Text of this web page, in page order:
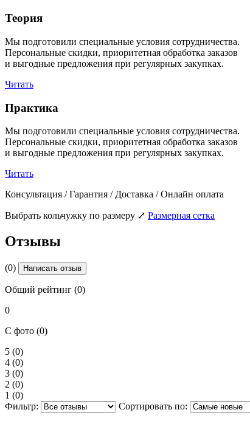
Теория
Мы подготовили специальные условия сотрудничества.
Персональные скидки, приоритетная обработка заказов
и выгодные предложения при регулярных закупках.
Читать
Практика
Мы подготовили специальные условия сотрудничества.
Персональные скидки, приоритетная обработка заказов
и выгодные предложения при регулярных закупках.
Читать
Консультация / Гарантия / Доставка / Онлайн оплата
Выбрать кольчужку по размеру ⤢ Размерная сетка
Отзывы
(0) Написать отзыв
Общий рейтинг (0)
0
С фото (0)
5 (0)
4 (0)
3 (0)
2 (0)
1 (0)
Фильтр:
Сортировать по: